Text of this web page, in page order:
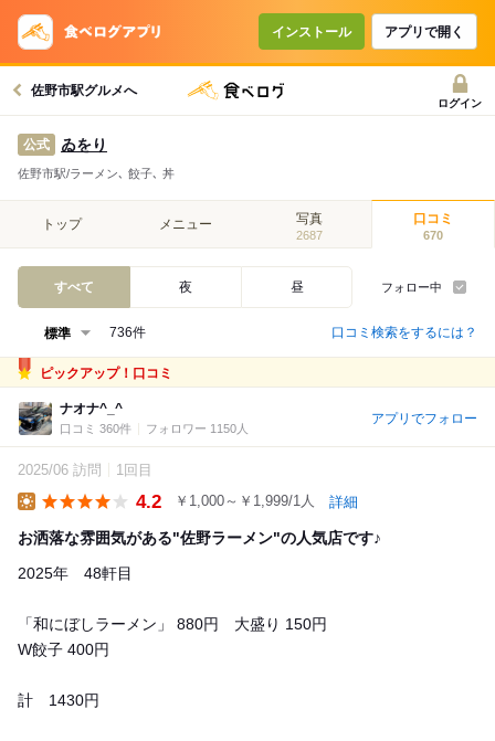
インストール アプリで開く
佐野市駅グルメへ
ログイン
公式 ゐをり
佐野市駅/ラーメン､ 餃子､ 丼
トップ メニュー 写真
2687
口コミ
670
すべて 夜 昼 フォロー中
736件 口コミ検索をするには？
ピックアップ！口コミ
ナオナ^_^
口コミ 360件 フォロワー 1150人
アプリでフォロー
2025/06 訪問 1回目
4.2 ￥1,000～￥1,999/1人 詳細
お洒落な雰囲気がある"佐野ラーメン"の人気店です♪
2025年 48軒目
「和にぼしラーメン」 880円 大盛り 150円
W餃子 400円
計 1430円